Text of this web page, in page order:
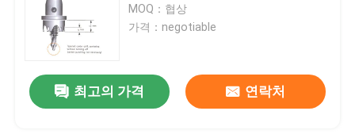
MOQ：협상
가격：negotiable
최고의 가격 연락처